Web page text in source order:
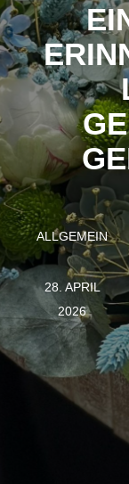
ALLGEMEIN
28. APRIL
2026